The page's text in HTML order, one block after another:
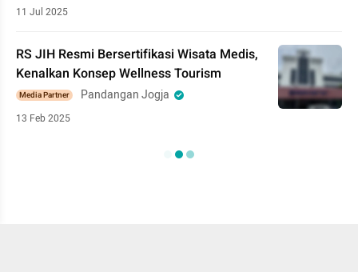
11 Jul 2025
RS JIH Resmi Bersertifikasi Wisata Medis,
Kenalkan Konsep Wellness Tourism
Media Partner Pandangan Jogja
13 Feb 2025